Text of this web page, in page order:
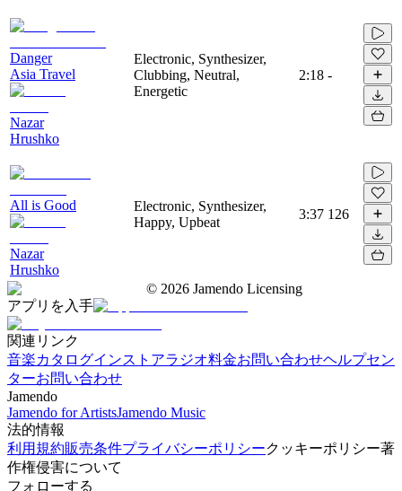
Danger
Asia Travel
Nazar
Hrushko
Electronic, Synthesizer,
Clubbing, Neutral,
Energetic
2:18 -
All is Good
Nazar
Hrushko
Electronic, Synthesizer,
Happy, Upbeat
3:37 126
© 2026 Jamendo Licensing
アプリを入手
関連リンク
音楽カタログインストアラジオ料金お問い合わせヘルプセン
ターお問い合わせ
Jamendo
Jamendo for ArtistsJamendo Music
法的情報
利用規約販売条件プライバシーポリシークッキーポリシー著
作権侵害について
フォローする